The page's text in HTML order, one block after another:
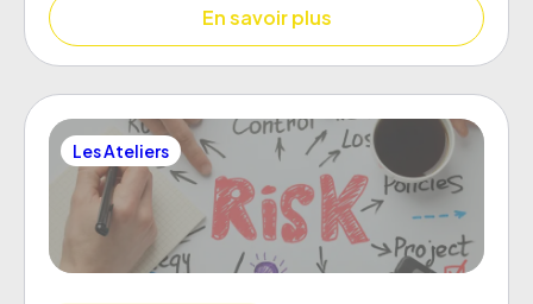
En savoir plus
Les Ateliers